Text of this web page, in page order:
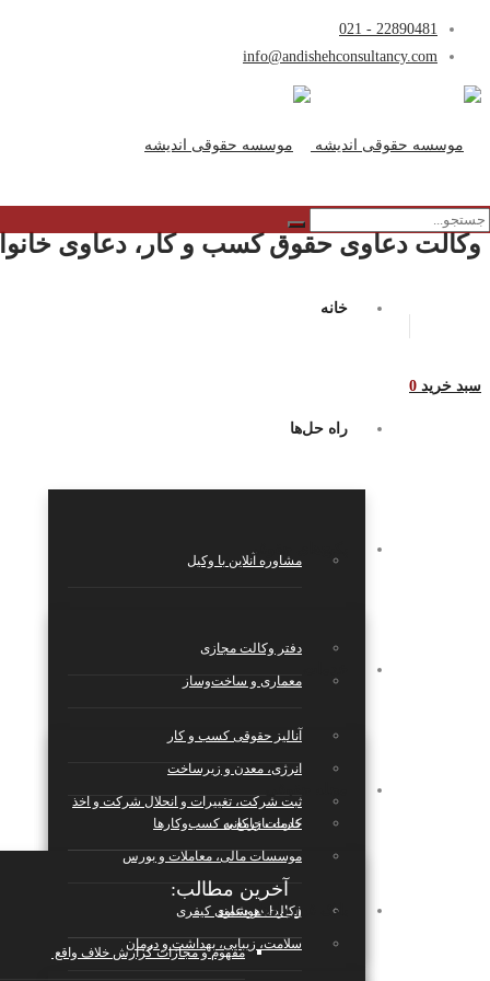
22890481 - 021
info@andishehconsultancy.com
وکالت دعاوی حقوق کسب و کار، دعاوی
سبد خرید 0
خانه
راه حل‌ها
مشاوره آنلاین با وکیل
دفتر وکالت مجازی
آنالیز حقوقی کسب و کار
خدمات جامع به کسب‌وکارها
قرارداد هوشمند
پکیج‌های حقوقی
معماری و ساخت‌وساز
انرژی، معدن و زیرساخت
موسسات مالی، معاملات و بورس
سلامت، زیبایی، بهداشت و درمان
ثبت شرکت، تغییرات و انحلال شرکت و اخذ
کارت بازرکانی
وکالت در دعاوی کیفری
آخرین مطالب:
مفهوم و مجازات گزارش خلاف واقع
بانک قراردادها